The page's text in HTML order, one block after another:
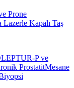
Prone
Kapalı Taş
TUR-P ve
ProstatitMesane